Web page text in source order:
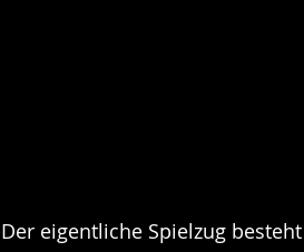
Der eigentliche Spielzug